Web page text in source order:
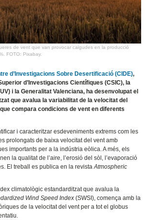
de vent que van provocar caigudes en la producció
FOTO: Pixabay.
d’Investigacions Sobre Desertificació (CIDE),
d’Investigacions Científiques (CSIC), la
i la Generalitat Valenciana, ha desenvolupat el
que avalua la variabilitat de la velocitat del
compara condicions de vent en diferents
i caracteritzar esdeveniments extrems com les
prolongats de baixa velocitat del vent amb
importants per a la indústria eòlica. A més, els
la qualitat de l’aire, l’erosió del sòl, l’evaporació
El treball es publica en la revistaAtmospheric
climatològic estandarditzat que avalua la
Wind Speed Index (SWSI), comença amb la
de la velocitat del vent per a tot el globus